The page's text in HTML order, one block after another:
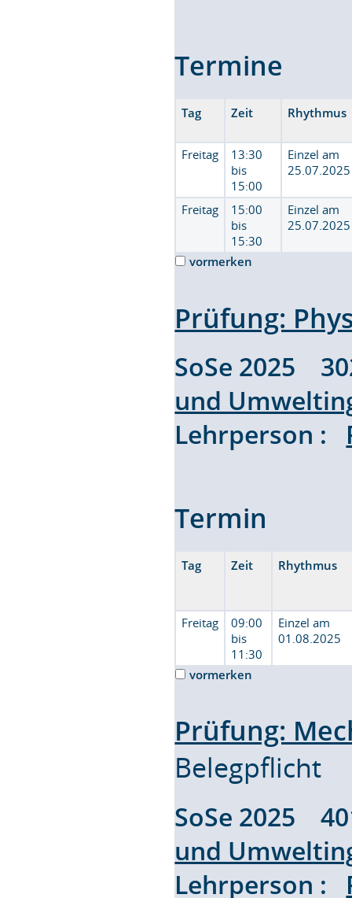
Termine
Tag Zeit Rhythmus
Freitag
13:30
bis
15:00
Einzel am
25.07.2025
Freitag
15:00
bis
15:30
Einzel am
25.07.2025
vormerken
Prüfung:
SoSe 2025
und
Lehrperson :
Termin
Tag Zeit Rhythmus
Freitag
09:00
bis
11:30
Einzel am
01.08.2025
vormerken
Prüfung:
Belegpflicht
SoSe 2025
und
Lehrperson :